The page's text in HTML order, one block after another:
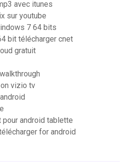
avec itunes
sur youtube
7 64 bits
bit télécharger cnet
gratuit
vizio tv
pour android tablette
for android